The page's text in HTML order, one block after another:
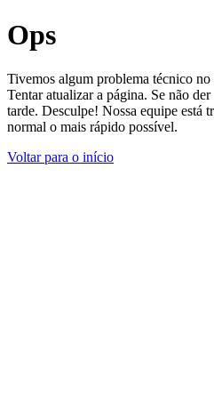
Ops
Tivemos algum problema técnico no
Tentar atualizar a página. Se não
tarde. Desculpe! Nossa equipe está
normal o mais rápido possível.
Voltar para o início